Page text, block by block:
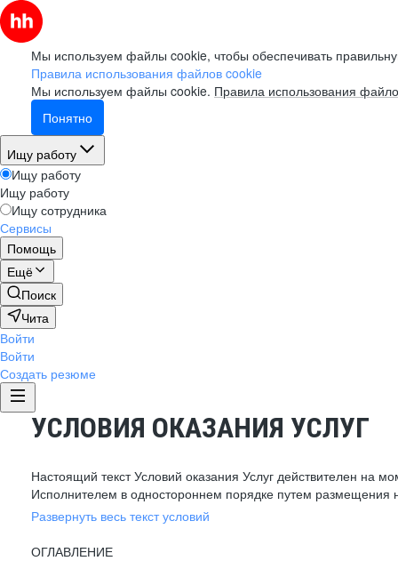
Мы используем файлы cookie, чтобы обеспечивать
Правила использования файлов cookie
Мы используем файлы cookie. Правила использования
Понятно
Ищу работу
Ищу работу
Ищу работу
Ищу сотрудника
Сервисы
Помощь
Ещё
Поиск
Чита
Войти
Войти
Создать резюме
УСЛОВИЯ ОКАЗАНИЯ УСЛУГ
Настоящий текст Условий оказания Услуг действителен на
Исполнителем в одностороннем порядке путем размещения
Развернуть весь текст условий
ОГЛАВЛЕНИЕ